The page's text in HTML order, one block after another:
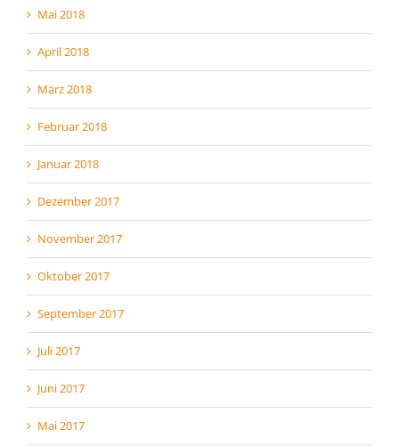
Mai 2018
April 2018
März 2018
Februar 2018
Januar 2018
Dezember 2017
November 2017
Oktober 2017
September 2017
Juli 2017
Juni 2017
Mai 2017